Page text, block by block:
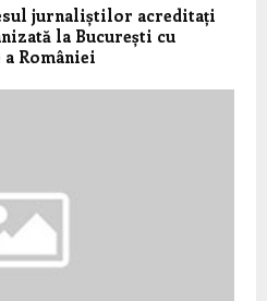
jurnaliștilor acreditați
la București cu
României